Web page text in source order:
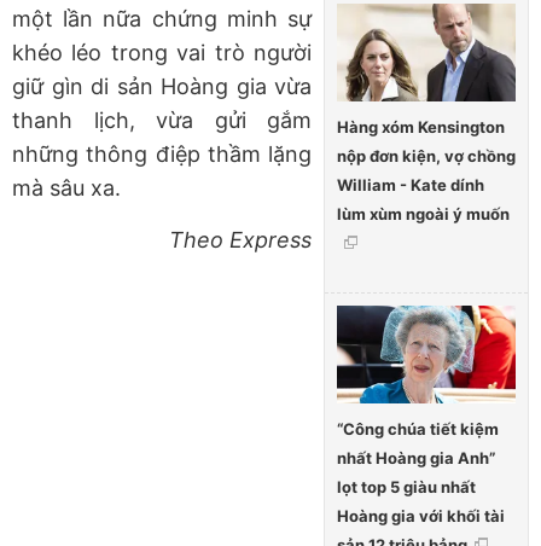
Hàng xóm Kensington
nộp đơn kiện, vợ chồng
William - Kate dính
lùm xùm ngoài ý muốn
“Công chúa tiết kiệm
nhất Hoàng gia Anh”
lọt top 5 giàu nhất
Hoàng gia với khối tài
một lần nữa chứng minh sự
khéo léo trong vai trò người
giữ gìn di sản Hoàng gia vừa
thanh lịch, vừa gửi gắm
những thông điệp thầm lặng
mà sâu xa.
Theo Express